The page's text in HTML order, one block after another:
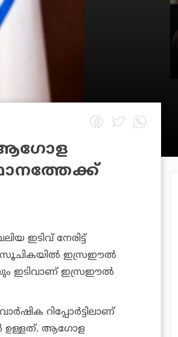
ഇടിവ് നേരിട്ട്
സൂചികയില്‍ ഇസ്രഈല്‍
ഇടിവാണ് ഇസ്രഈല്‍
റിപ്പോര്‍ട്ടിലാണ്
ഉള്ളത്. ആഗോള